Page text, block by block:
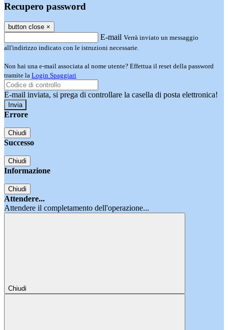
Recupero password
button close ×
E-mail Verrà inviato un messaggio
all'indirizzo indicato con le istruzioni necessarie.
Non hai una e-mail associata al nome utente? Effettua il reset della password
tramite la Login Spaggiari
E-mail inviata, si prega di controllare la casella di posta elettronica!
Errore
Chiudi
Successo
Chiudi
Informazione
Chiudi
Attendere...
Attendere il completamento dell'operazione...
Chiudi